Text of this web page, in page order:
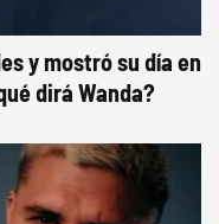
y mostró su día en
dirá Wanda?